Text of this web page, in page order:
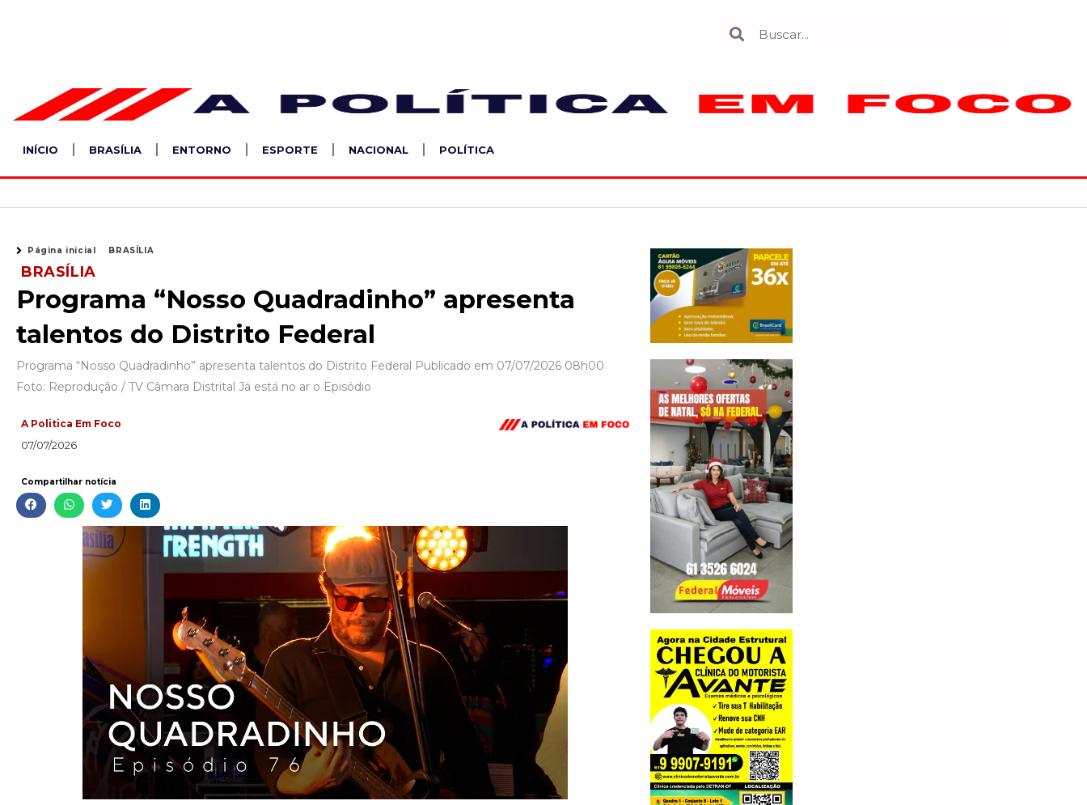
INÍCIO BRASÍLIA ENTORNO ESPORTE NACIONAL POLÍTICA
Página inicial BRASÍLIA
BRASÍLIA
Programa “Nosso Quadradinho” apresenta
talentos do Distrito Federal
Programa “Nosso Quadradinho” apresenta talentos do Distrito Federal Publicado em 07/07/2026 08h00
Foto: Reprodução / TV Câmara Distrital Já está no ar o Episódio
A Politica Em Foco
07/07/2026
Compartilhar notícia